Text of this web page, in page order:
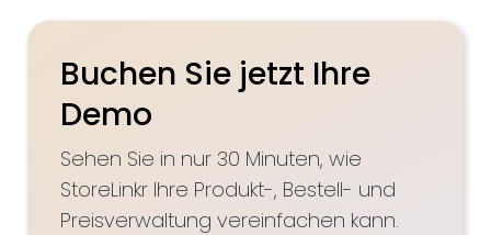
Buchen Sie jetzt Ihre
Demo
Sehen Sie in nur 30 Minuten, wie
StoreLinkr Ihre Produkt-, Bestell- und
Preisverwaltung vereinfachen kann.